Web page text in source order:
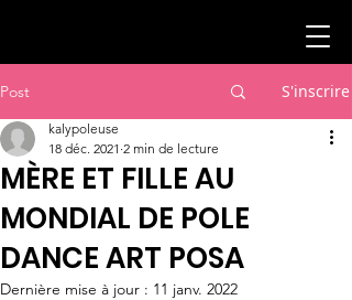
Post S'inscrire
MÈRE ET FILLE AU
MONDIAL DE POLE
DANCE ART POSA
kalypoleuse
18 déc. 2021 2 min de lecture
Dernière mise à jour : 11 janv. 2022